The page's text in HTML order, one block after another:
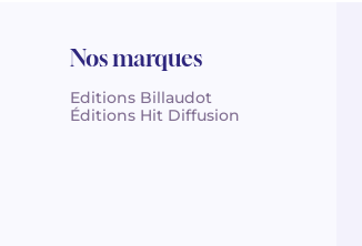
Nos marques
Editions Billaudot
Éditions Hit Diffusion